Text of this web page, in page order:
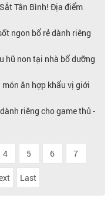
Tân Bình! Địa điểm
ngon bổ rẻ dành riêng
hũ non tại nhà bổ dưỡng
ăn hợp khẩu vị giới
riêng cho game thủ -
4 5 6 7
Last